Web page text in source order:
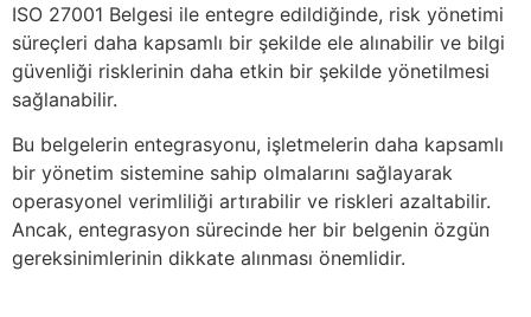
ISO 27001 Belgesi ile entegre edildiğinde, risk yönetimi
süreçleri daha kapsamlı bir şekilde ele alınabilir ve bilgi
güvenliği risklerinin daha etkin bir şekilde yönetilmesi
sağlanabilir.
Bu belgelerin entegrasyonu, işletmelerin daha kapsamlı
bir yönetim sistemine sahip olmalarını sağlayarak
operasyonel verimliliği artırabilir ve riskleri azaltabilir.
Ancak, entegrasyon sürecinde her bir belgenin özgün
gereksinimlerinin dikkate alınması önemlidir.